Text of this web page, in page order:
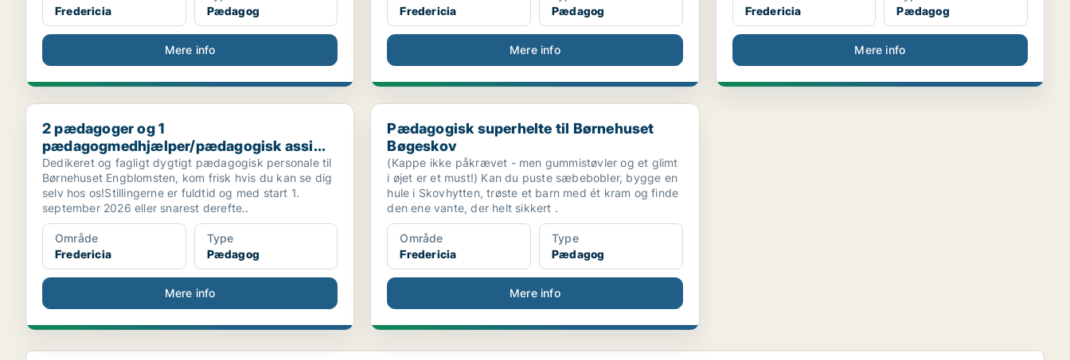
Fredericia
Pædagog
Mere info
Fredericia
Pædagog
Mere info
Fredericia
Pædagog
Mere info
2 pædagoger og 1 pædagogmedhjælper/pædagogisk assi...
2 pædagoger og 1
pædagogmedhjælper/pædagogisk assi...
Dedikeret og fagligt dygtigt pædagogisk personale til
Børnehuset Engblomsten, kom frisk hvis du kan se dig
selv hos os!Stillingerne er fuldtid og med start 1.
september 2026 eller snarest derefte..
Område
Fredericia
Type
Pædagog
Mere info
Pædagogisk superhelte til Børnehuset Bøgeskov
Pædagogisk superhelte til Børnehuset
Bøgeskov
(Kappe ikke påkrævet - men gummistøvler og et glimt
i øjet er et must!) Kan du puste sæbebobler, bygge en
hule i Skovhytten, trøste et barn med ét kram og finde
den ene vante, der helt sikkert .
Område
Fredericia
Type
Pædagog
Mere info